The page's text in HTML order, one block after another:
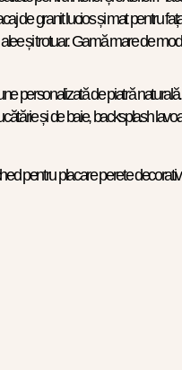
de granit lucios și mat pentru
și trotuar. Gamă mare de
personalizată de piatră
și de baie, backsplash
pentru placare perete decorativ